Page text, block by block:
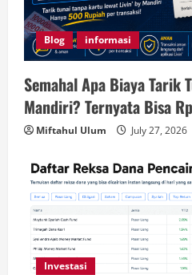
Blog informasi
Semahal Apa Biaya Tarik
Mandiri? Ternyata Bisa
Miftahul Ulum July 27, 2026
Investasi